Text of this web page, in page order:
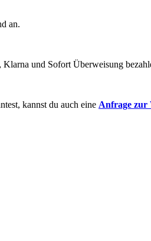
an.
und Sofort Überweisung
kannst du auch eine Anfrage zur